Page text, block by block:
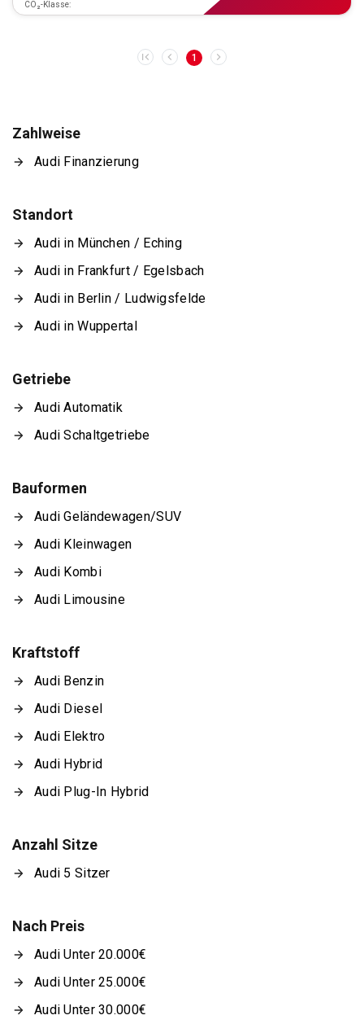
CO₂-Klasse:
1
Zahlweise
Audi Finanzierung
Standort
Audi in München / Eching
Audi in Frankfurt / Egelsbach
Audi in Berlin / Ludwigsfelde
Audi in Wuppertal
Getriebe
Audi Automatik
Audi Schaltgetriebe
Bauformen
Audi Geländewagen/SUV
Audi Kleinwagen
Audi Kombi
Audi Limousine
Kraftstoff
Audi Benzin
Audi Diesel
Audi Elektro
Audi Hybrid
Audi Plug-In Hybrid
Anzahl Sitze
Audi 5 Sitzer
Nach Preis
Audi Unter 20.000€
Audi Unter 25.000€
Audi Unter 30.000€